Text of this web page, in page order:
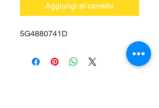
Aggiungi al carrello
5G4880741D